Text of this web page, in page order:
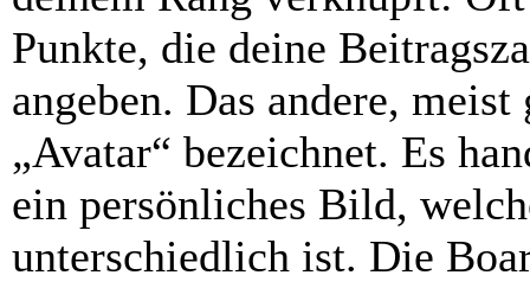
Punkte, die deine
angeben. Das andere,
„Avatar“ bezeichnet. Es
ein persönliches Bild,
unterschiedlich ist. Die